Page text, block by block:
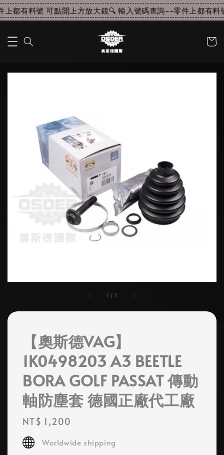
都有料號 可點開上方放大鏡🔍 輸入號碼查詢~~零件上都有料
1 / 1
【奧斯德VAG】
1K0498203 A3 BEETLE
BORA GOLF PASSAT 傳動
軸防塵套 德國正廠代工廠
Regular
price
NT$ 1,200
Worldwide shipping